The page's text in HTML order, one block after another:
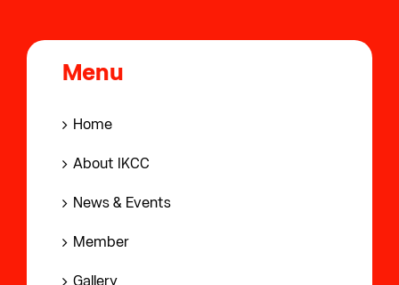
Menu
Home
About IKCC
News & Events
Member
Gallery